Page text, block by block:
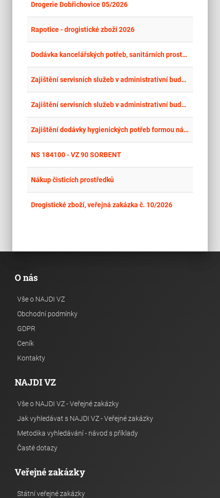
Drogerie Dobřichovice 05/2026
Rapotice - drogistické zboží 2026
Dodávka kancelářských potřeb, sanitárních prostředků a drogerie 2026-2027
Zajištění servisních služeb v administrativní budově OŘ Ostrava - ul. Nerudova 773/1, Olomouc - 2026-2027 - ÚKLIDY
Zajištění servisních služeb v administrativní budově OŘ Ostrava - ul. Muglinovská 1038/5, Ostrava - 2026-2027 - ÚKLIDY
Zajištění dodávky hygienických potřeb formou náhradního plnění
NS 184100 - VZ 90 SORBENT
Nákup čisticích prostředků
Drogistické zboží, veřejná zakázka č. 10/2026
O nás
Vše o NAJDI VZ
Obchodní podmínky
GDPR
Ceník
Kontakty
NAJDI VZ
Vše o NAJDI VZ - Veřejné zakázky
Jak vyhledávat s NAJDI VZ - Veřejné zakázky
Metodika vyhledávání - návod s příklady
Časté dotazy
Veřejné zakázky
Státní veřejné zakázky